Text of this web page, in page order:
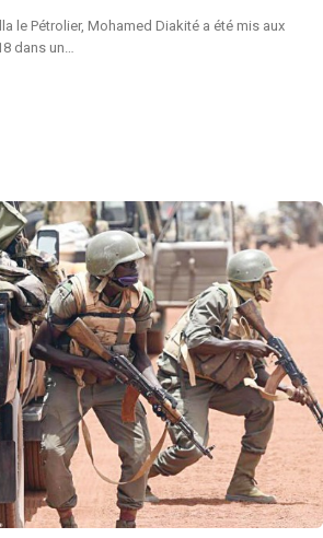
le Pétrolier, Mohamed Diakité a été mis aux
dans un…